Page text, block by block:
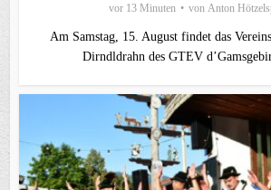
vor 13 Minuten von Anton
Am Samstag, 15. August findet das
Dirndldrahn des GTEV